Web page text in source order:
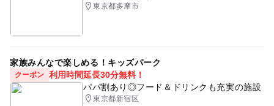
東京都多摩市
家族みんなで楽しめる！キッズパーク
クーポン 利用時間延長30分無料！
パパ割あり◎フード＆ドリンクも充実の施設
東京都新宿区